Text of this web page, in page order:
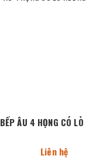
BẾP ÂU 4 HỌNG CÓ LÒ
Liên hệ